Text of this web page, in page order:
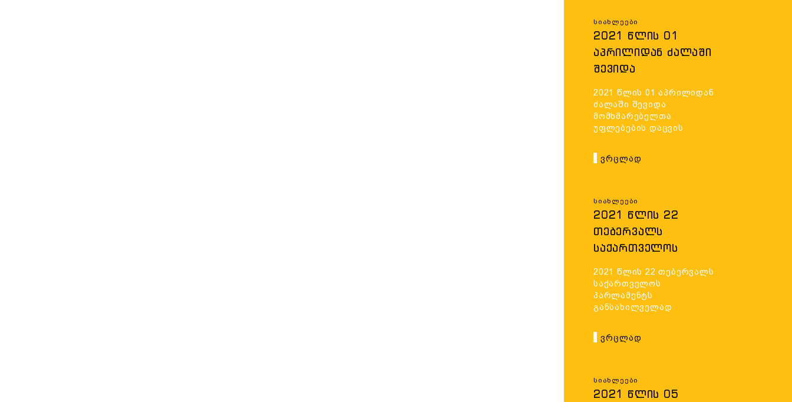
ᲛᲜᲘᲨᲕᲜᲔᲚᲝᲕᲐᲜᲘ
ᲪᲕᲚᲘᲚᲔᲑᲔᲑᲘ ᲨᲔᲓᲘᲡ.
Სიახლეები
2021 ᲬᲚᲘᲡ 01
ᲐᲞᲠᲘᲚᲘᲓᲐᲜ ᲫᲐᲚᲐᲨᲘ
ᲨᲔᲕᲘᲓᲐ
ᲣᲤᲚᲔᲑᲔᲑᲘᲡ ᲓᲐᲪᲕᲘᲡ
ᲐᲮᲐᲚᲘ ᲬᲔᲡᲘ
2021 წლის 01 აპრილიდან
ძალაში შევიდა
მომხმარებელთა
უფლებების დაცვის
Ვრცლად
Სიახლეები
2021 ᲬᲚᲘᲡ 22
ᲗᲔᲑᲔᲠᲕᲐᲚᲡ
ᲡᲐᲥᲐᲠᲗᲕᲔᲚᲝᲡ
ᲒᲐᲜᲡᲐᲮᲘᲚᲕᲔᲚᲐᲓ
ᲬᲐᲠᲔᲓᲒᲘᲜᲐ
„ᲐᲦᲡᲠᲣᲚᲔᲑᲘᲡ
ᲙᲝᲓᲔᲥᲡᲘ“-Ს
ᲙᲐᲜᲝᲜᲞᲠᲝᲔᲥᲢᲘ.
2021 წლის 22 თებერვალს
საქართველოს
პარლამენტს
განსახილველად
კოდექსი“-ს
კანონპროექტი.
Ვრცლად
Სიახლეები
2021 ᲬᲚᲘᲡ 05